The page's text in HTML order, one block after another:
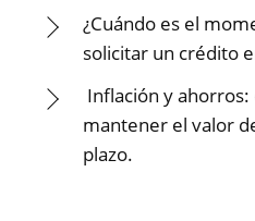
¿Cuándo es el
solicitar un crédito
Inflación y
mantener el valor
plazo.